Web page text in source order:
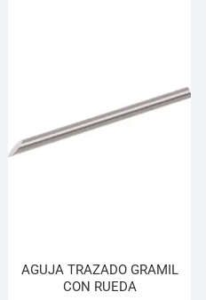
AGUJA TRAZADO GRAMIL
CON RUEDA